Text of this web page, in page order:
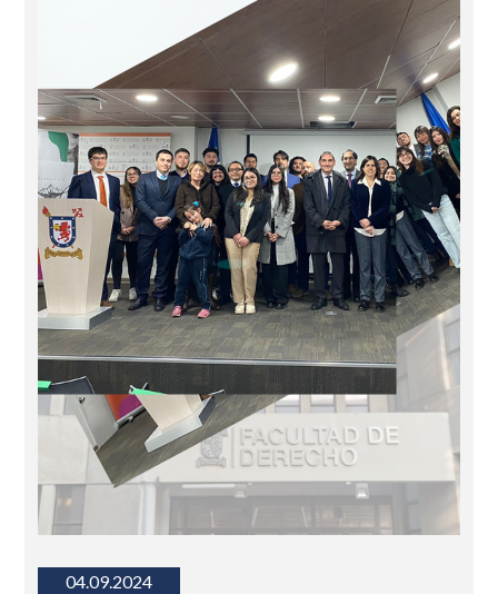
04.09.2024